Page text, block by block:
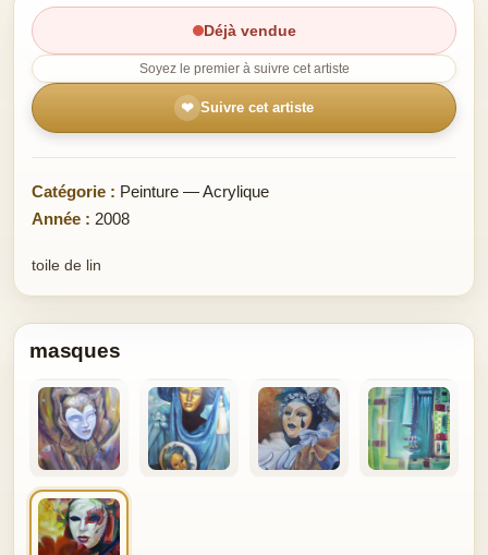
Déjà vendue
Soyez le premier à suivre cet artiste
❤ Suivre cet artiste
Catégorie : Peinture — Acrylique
Année : 2008
toile de lin
masques